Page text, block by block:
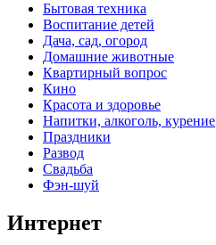
Бытовая техника
Воспитание детей
Дача, сад, огород
Домашние животные
Квартирный вопрос
Кино
Красота и здоровье
Напитки, алкоголь, курение
Праздники
Развод
Свадьба
Фэн-шуй
Интернет